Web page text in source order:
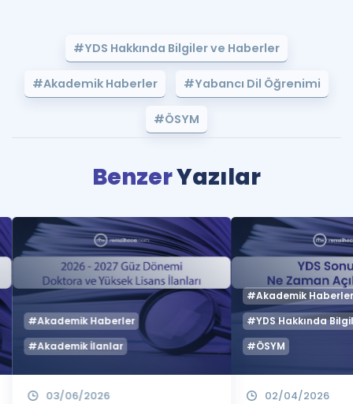
#YDS Hakkında Bilgiler ve Haberler
#Akademik Haberler #Yabancı Dil Öğrenimi
#ÖSYM
BenzerYazılar
#Akademik Haberler
#Akademik İlanlar
03/06/2026
#Akademik
#YDS Hakkında
#ÖSYM
02/04/2026